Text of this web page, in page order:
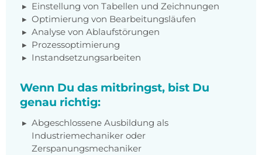
Einstellung von Tabellen und Zeichnungen
Optimierung von Bearbeitungsläufen
Analyse von Ablaufstörungen
Prozessoptimierung
Instandsetzungsarbeiten
Wenn Du das mitbringst, bist Du
genau richtig:
Abgeschlossene Ausbildung als
Industriemechaniker oder
Zerspanungsmechaniker